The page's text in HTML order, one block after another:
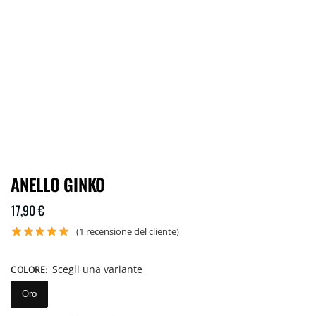
ANELLO GINKO
17,90€
(1 recensione del cliente)
COLORE: Scegli una variante
Oro